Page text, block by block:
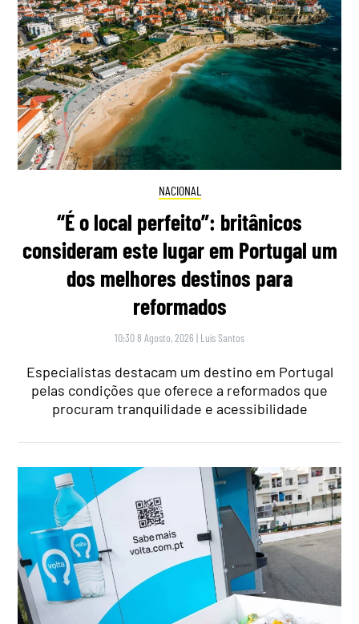
NACIONAL
“É o local perfeito”: britânicos
consideram este lugar em Portugal um
dos melhores destinos para
reformados
10:30 8 Agosto, 2026 | Luís Santos
Especialistas destacam um destino em Portugal
pelas condições que oferece a reformados que
procuram tranquilidade e acessibilidade